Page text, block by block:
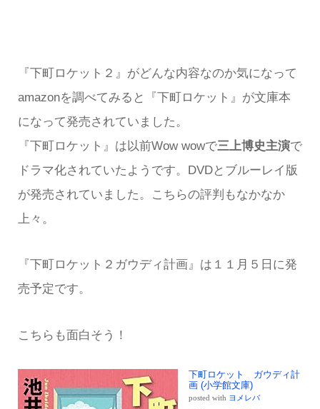
『下町ロケット２』がどんな内容なのか気になって
amazonを調べてみると『下町ロケット』が文庫本
になって発売されていました。
『下町ロケット』は以前Wow wowで三上博史主演で
ドラマ化されていたようです。DVDとブルーレイ版
が発売されていました。こちらの評判もなかなか
上々。
『下町ロケット２ガウディ計画』は１１月５日に発
売予定です。
こちらも面白そう！
下町ロケット ガウディ計
画 (小学館文庫)
posted with ヨメレバ